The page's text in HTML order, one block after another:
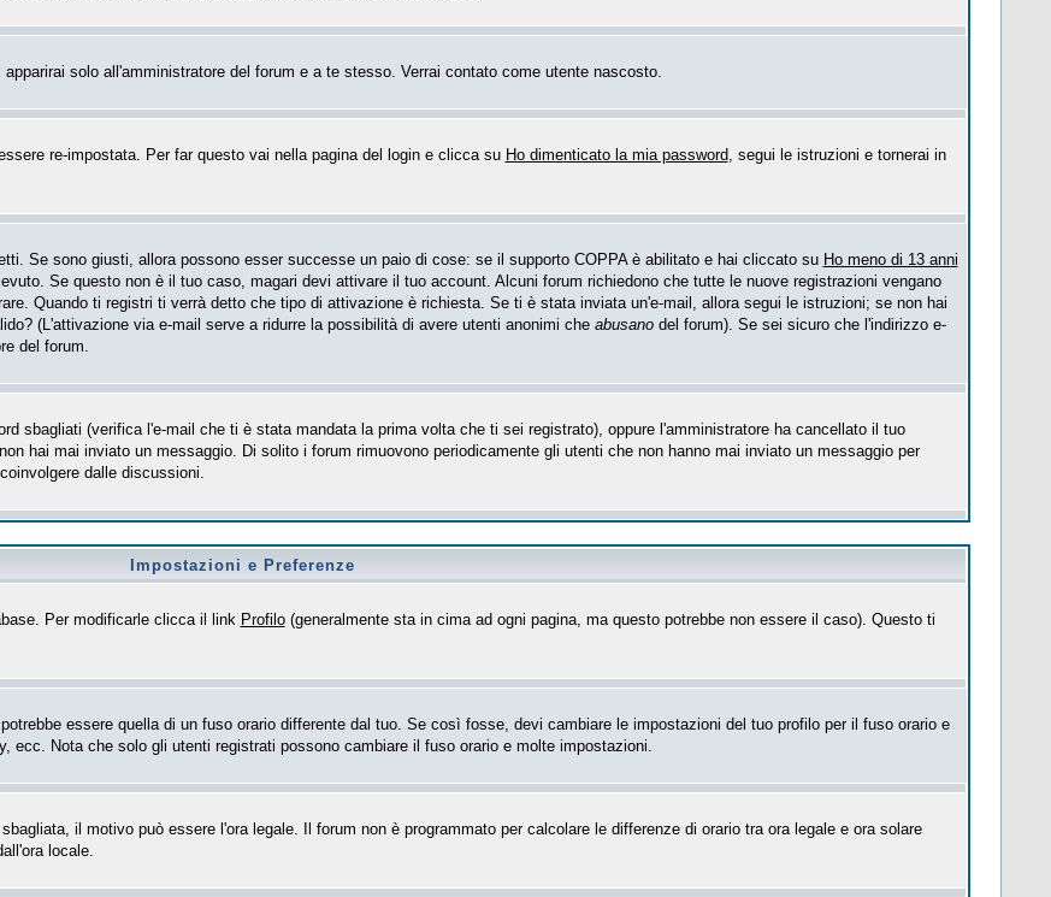
solo all'amministratore del forum e a te stesso. Verrai contato come utente nascosto.
re-impostata. Per far questo vai nella pagina del login e clicca su Ho dimenticato la mia password, segui le istruzioni e tornerai in
Se sono giusti, allora possono esser successe un paio di cose: se il supporto COPPA è abilitato e hai cliccato su Ho meno di 13 anni
Se questo non è il tuo caso, magari devi attivare il tuo account. Alcuni forum richiedono che tutte le nuove registrazioni vengano
Quando ti registri ti verrà detto che tipo di attivazione è richiesta. Se ti è stata inviata un'e-mail, allora segui le istruzioni; se non hai
(L'attivazione via e-mail serve a ridurre la possibilità di avere utenti anonimi che abusanodel forum). Se sei sicuro che l'indirizzo e-
del forum.
sbagliati (verifica l'e-mail che ti è stata mandata la prima volta che ti sei registrato), oppure l'amministratore ha cancellato il tuo
hai mai inviato un messaggio. Di solito i forum rimuovono periodicamente gli utenti che non hanno mai inviato un messaggio per
dalle discussioni.
Impostazioni e Preferenze
Per modificarle clicca il link Profilo(generalmente sta in cima ad ogni pagina, ma questo potrebbe non essere il caso). Questo ti
essere quella di un fuso orario differente dal tuo. Se così fosse, devi cambiare le impostazioni del tuo profilo per il fuso orario e
ecc. Nota che solo gli utenti registrati possono cambiare il fuso orario e molte impostazioni.
il motivo può essere l'ora legale. Il forum non è programmato per calcolare le differenze di orario tra ora legale e ora solare
locale.